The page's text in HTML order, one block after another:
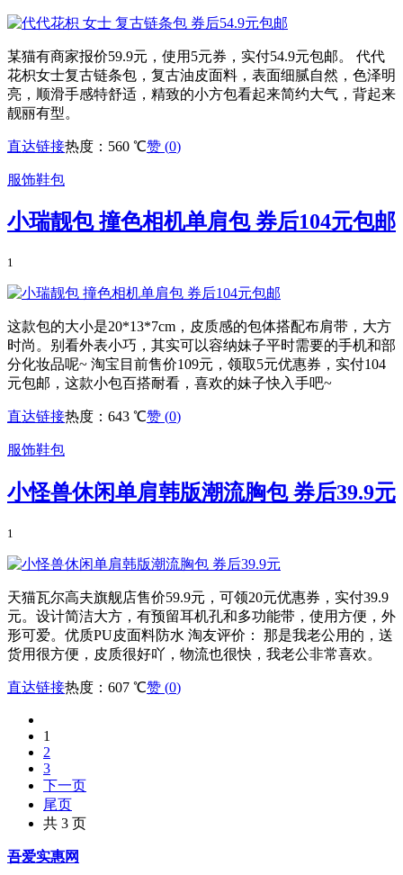
某猫有商家报价59.9元，使用5元券，实付54.9元包邮。 代代
花枳女士复古链条包，复古油皮面料，表面细腻自然，色泽明
亮，顺滑手感特舒适，精致的小方包看起来简约大气，背起来
靓丽有型。
直达链接热度：560 ℃赞 (0)
服饰鞋包
小瑞靓包 撞色相机单肩包 券后104元包邮
1
这款包的大小是20*13*7cm，皮质感的包体搭配布肩带，大方
时尚。别看外表小巧，其实可以容纳妹子平时需要的手机和部
分化妆品呢~ 淘宝目前售价109元，领取5元优惠券，实付104
元包邮，这款小包百搭耐看，喜欢的妹子快入手吧~
直达链接热度：643 ℃赞 (0)
服饰鞋包
小怪兽休闲单肩韩版潮流胸包 券后39.9元
1
天猫瓦尔高夫旗舰店售价59.9元，可领20元优惠券，实付39.9
元。设计简洁大方，有预留耳机孔和多功能带，使用方便，外
形可爱。优质PU皮面料防水 淘友评价： 那是我老公用的，送
货用很方便，皮质很好吖，物流也很快，我老公非常喜欢。
直达链接热度：607 ℃赞 (0)
1
2
3
下一页
尾页
共 3 页
吾爱实惠网